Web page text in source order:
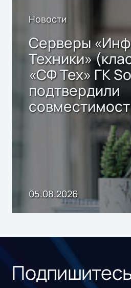
Новости
Серверы
Техники»
«СФ Тех» ГК
подтвердили
решением
Storage 2.x
хранения
05.08.2026